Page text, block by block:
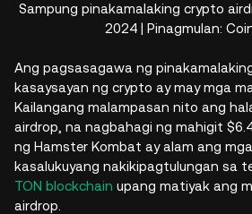
Sampung pinakamalaking crypto
2024 | Pinagmulan:
Ang pagsasagawa ng
kasaysayan ng crypto ay may mga
Kailangang malampasan nito ang
airdrop, na nagbahagi ng mahigit
ng Hamster Kombat ay alam ang
kasalukuyang nakikipagtulungan sa
TON blockchain upang matiyak ang
airdrop.